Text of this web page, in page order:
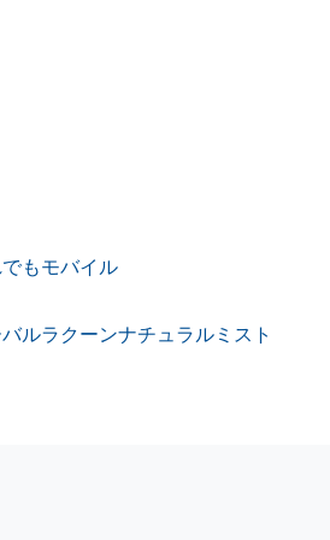
もモバイル
ルラクーンナチュラルミスト